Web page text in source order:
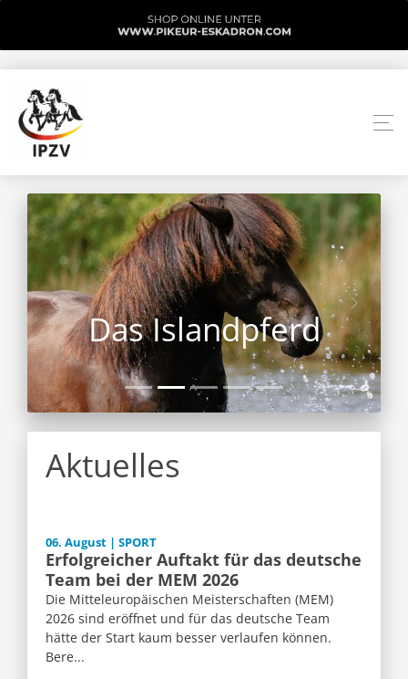
Das Islandpferd
Aktuelles
06. August | SPORT
Erfolgreicher Auftakt für das deutsche
Team bei der MEM 2026
Die Mitteleuropäischen Meisterschaften (MEM)
2026 sind eröffnet und für das deutsche Team
hätte der Start kaum besser verlaufen können.
Bere...